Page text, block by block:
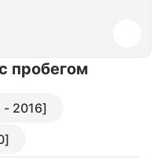
пробегом
- 2016]